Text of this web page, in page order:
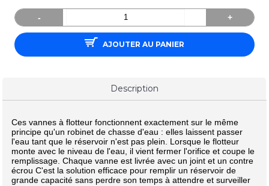
- +
AJOUTER AU PANIER
Description
Ces vannes à flotteur fonctionnent exactement sur le même
principe qu'un robinet de chasse d'eau : elles laissent passer
l'eau tant que le réservoir n'est pas plein. Lorsque le flotteur
monte avec le niveau de l'eau, il vient fermer l'orifice et coupe le
remplissage. Chaque vanne est livrée avec un joint et un contre
écrou C'est la solution efficace pour remplir un réservoir de
grande capacité sans perdre son temps à attendre et surveiller